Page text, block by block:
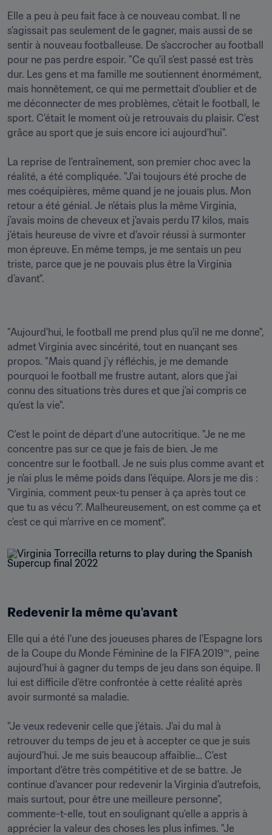
Elle a peu à peu fait face à ce nouveau combat. Il ne
s'agissait pas seulement de le gagner, mais aussi de se
sentir à nouveau footballeuse. De s'accrocher au football
pour ne pas perdre espoir. "Ce qu'il s'est passé est très
dur. Les gens et ma famille me soutiennent énormément,
mais honnêtement, ce qui me permettait d'oublier et de
me déconnecter de mes problèmes, c'était le football, le
sport. C'était le moment où je retrouvais du plaisir. C'est
grâce au sport que je suis encore ici aujourd'hui".
La reprise de l'entraînement, son premier choc avec la
réalité, a été compliquée. "J'ai toujours été proche de
mes coéquipières, même quand je ne jouais plus. Mon
retour a été génial. Je n'étais plus la même Virginia,
j'avais moins de cheveux et j'avais perdu 17 kilos, mais
j'étais heureuse de vivre et d'avoir réussi à surmonter
mon épreuve. En même temps, je me sentais un peu
triste, parce que je ne pouvais plus être la Virginia
d'avant".
"Aujourd'hui, le football me prend plus qu'il ne me donne",
admet Virginia avec sincérité, tout en nuançant ses
propos. "Mais quand j'y réfléchis, je me demande
pourquoi le football me frustre autant, alors que j'ai
connu des situations très dures et que j'ai compris ce
qu'est la vie".
C'est le point de départ d'une autocritique. "Je ne me
concentre pas sur ce que je fais de bien. Je me
concentre sur le football. Je ne suis plus comme avant et
je n'ai plus le même poids dans l'équipe. Alors je me dis :
'Virginia, comment peux-tu penser à ça après tout ce
que tu as vécu ?'. Malheureusement, on est comme ça et
c'est ce qui m'arrive en ce moment".
Redevenir la même qu'avant
Elle qui a été l'une des joueuses phares de l'Espagne lors
de la Coupe du Monde Féminine de la FIFA 2019™, peine
aujourd'hui à gagner du temps de jeu dans son équipe. Il
lui est difficile d'être confrontée à cette réalité après
avoir surmonté sa maladie.
"Je veux redevenir celle que j'étais. J'ai du mal à
retrouver du temps de jeu et à accepter ce que je suis
aujourd'hui. Je me suis beaucoup affaiblie… C'est
important d'être très compétitive et de se battre. Je
continue d'avancer pour redevenir la Virginia d'autrefois,
mais surtout, pour être une meilleure personne",
commente-t-elle, tout en soulignant qu'elle a appris à
apprécier la valeur des choses les plus infimes. "Je